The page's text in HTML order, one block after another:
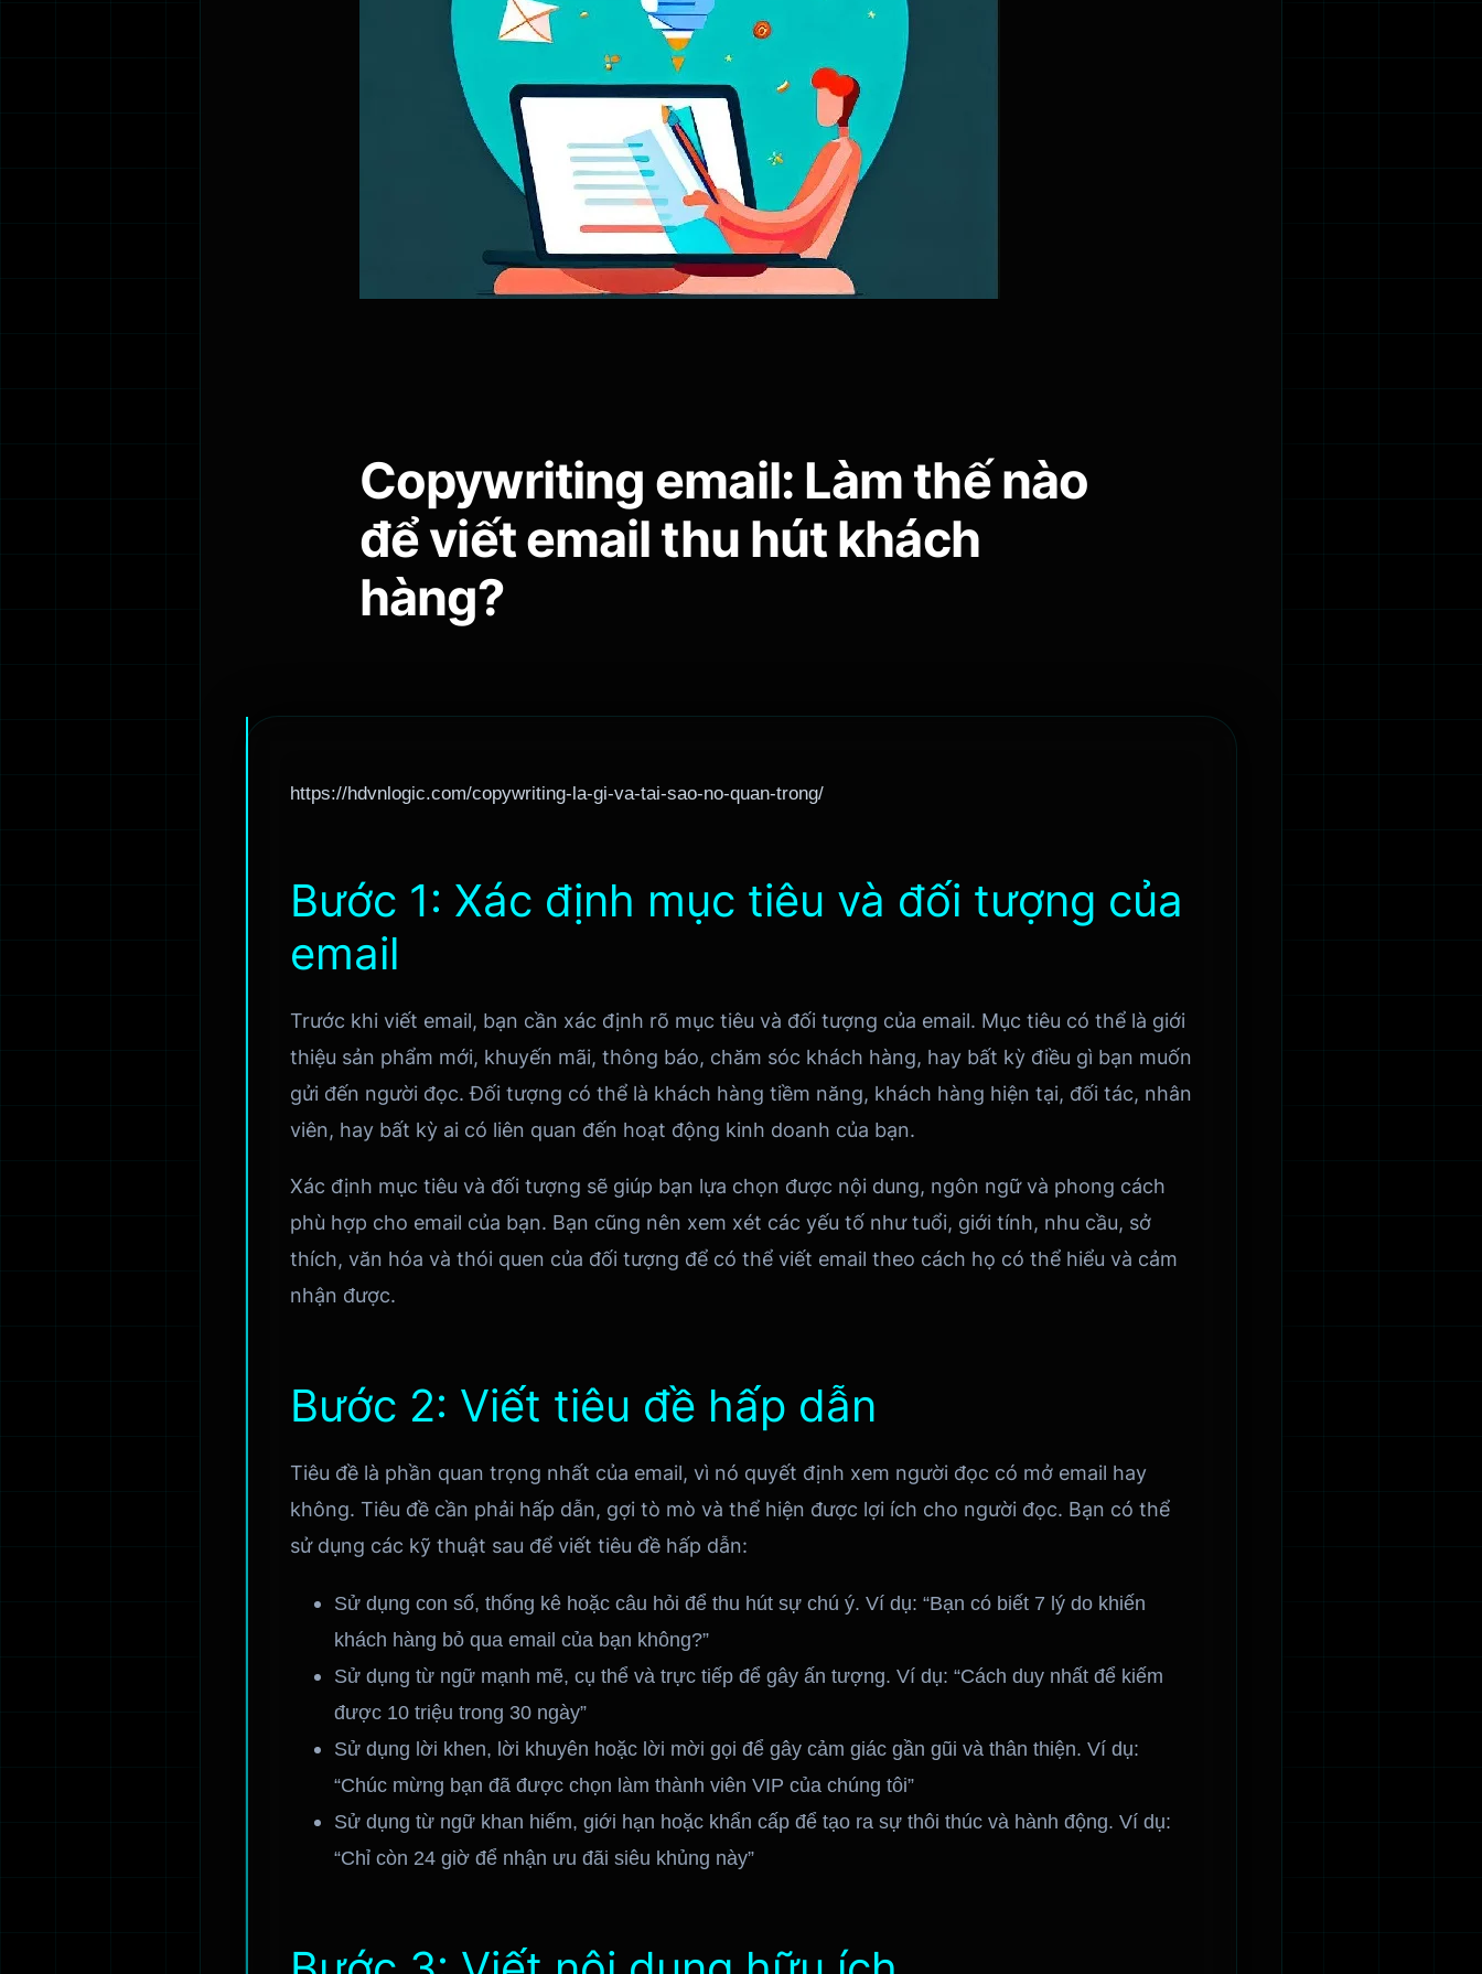
Copywriting email: Làm thế nào
để viết email thu hút khách
hàng?
https://hdvnlogic.com/copywriting-la-gi-va-tai-sao-no-quan-trong/
Bước 1: Xác định mục tiêu và đối tượng của
email
Trước khi viết email, bạn cần xác định rõ mục tiêu và đối tượng của email. Mục tiêu có thể là giới
thiệu sản phẩm mới, khuyến mãi, thông báo, chăm sóc khách hàng, hay bất kỳ điều gì bạn muốn
gửi đến người đọc. Đối tượng có thể là khách hàng tiềm năng, khách hàng hiện tại, đối tác, nhân
viên, hay bất kỳ ai có liên quan đến hoạt động kinh doanh của bạn.
Xác định mục tiêu và đối tượng sẽ giúp bạn lựa chọn được nội dung, ngôn ngữ và phong cách
phù hợp cho email của bạn. Bạn cũng nên xem xét các yếu tố như tuổi, giới tính, nhu cầu, sở
thích, văn hóa và thói quen của đối tượng để có thể viết email theo cách họ có thể hiểu và cảm
nhận được.
Bước 2: Viết tiêu đề hấp dẫn
Tiêu đề là phần quan trọng nhất của email, vì nó quyết định xem người đọc có mở email hay
không. Tiêu đề cần phải hấp dẫn, gợi tò mò và thể hiện được lợi ích cho người đọc. Bạn có thể
sử dụng các kỹ thuật sau để viết tiêu đề hấp dẫn:
Sử dụng con số, thống kê hoặc câu hỏi để thu hút sự chú ý. Ví dụ: “Bạn có biết 7 lý do khiến
khách hàng bỏ qua email của bạn không?”
Sử dụng từ ngữ mạnh mẽ, cụ thể và trực tiếp để gây ấn tượng. Ví dụ: “Cách duy nhất để kiếm
được 10 triệu trong 30 ngày”
Sử dụng lời khen, lời khuyên hoặc lời mời gọi để gây cảm giác gần gũi và thân thiện. Ví dụ:
“Chúc mừng bạn đã được chọn làm thành viên VIP của chúng tôi”
Sử dụng từ ngữ khan hiếm, giới hạn hoặc khẩn cấp để tạo ra sự thôi thúc và hành động. Ví dụ:
“Chỉ còn 24 giờ để nhận ưu đãi siêu khủng này”